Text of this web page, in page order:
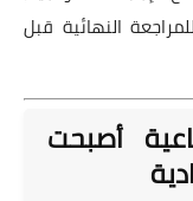
النهائية قبل
أصبحت